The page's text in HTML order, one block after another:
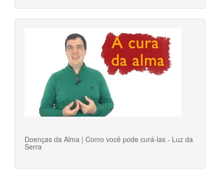
Doenças da Alma | Como você pode curá-las - Luz da
Serra